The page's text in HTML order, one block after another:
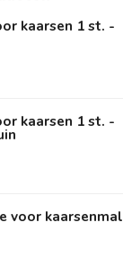
kaarsen 1 st. -
kaarsen 1 st. -
voor kaarsenmal